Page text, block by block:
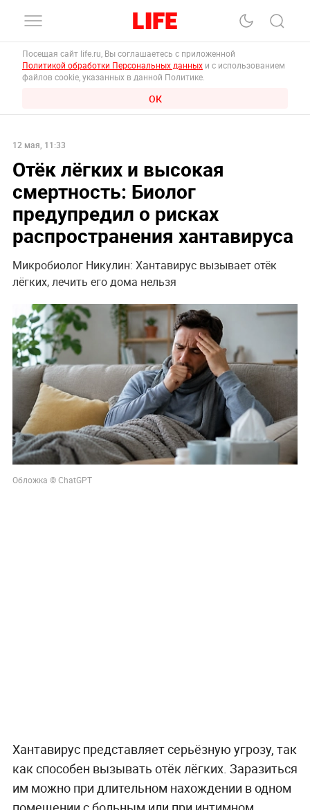
Посещая сайт life.ru, Вы соглашаетесь с приложенной
Политикой обработки Персональных данных и с использованием
файлов cookie, указанных в данной Политике.
ОК
12 мая, 11:33
Отёк лёгких и высокая
смертность: Биолог
предупредил о рисках
распространения хантавируса
Микробиолог Никулин: Хантавирус вызывает отёк
лёгких, лечить его дома нельзя
Обложка © ChatGPT
Хантавирус представляет серьёзную угрозу, так
как способен вызывать отёк лёгких. Заразиться
им можно при длительном нахождении в одном